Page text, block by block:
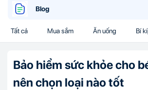
Blog
Tất cả Mua sắm Ăn uống Bí
Bảo hiểm sức khỏe cho
nên chọn loại nào tốt